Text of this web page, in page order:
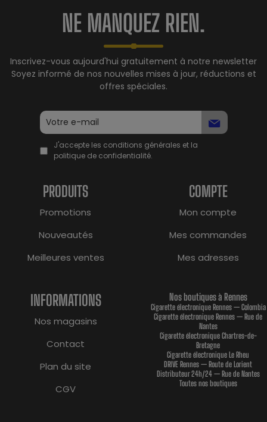
NE MANQUEZ RIEN.
Inscrivez-vous aujourd'hui gratuitement à notre newsletter
Soyez informé de nos nouvelles mises à jour, réductions et
offres spéciales.
J'accepte les conditions générales et la
politique de confidentialité.
PRODUITS
Promotions
Nouveautés
Meilleures ventes
COMPTE
Mon compte
Mes commandes
Mes adresses
INFORMATIONS
Nos magasins
Contact
Plan du site
CGV
Nos boutiques à Rennes
Cigarette électronique Rennes — Colombia
Cigarette électronique Rennes — Rue de
Nantes
Cigarette électronique Chartres-de-
Bretagne
Cigarette électronique Le Rheu
DRIVE Rennes — Route de Lorient
Distributeur 24h/24 — Rue de Nantes
Toutes nos boutiques